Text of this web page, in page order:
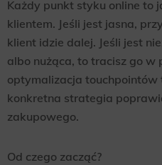
Każdy punkt styku online to
klientem. Jeśli jest jasna,
klient idzie dalej. Jeśli jest
albo nużąca, to tracisz go w
optymalizacja touchpointów
konkretna strategia
zakupowego.
Od czego zacząć?